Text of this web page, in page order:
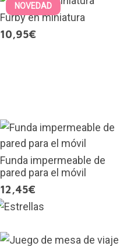
NOVEDAD
Furby en miniatura
10,95€
Funda impermeable de
pared para el móvil
12,45€